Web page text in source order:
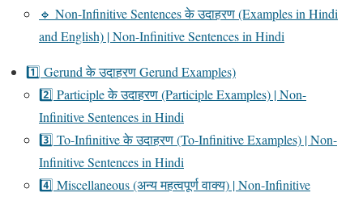
🔹 Non-Infinitive Sentences के उदाहरण (Examples in Hindi
and English) | Non-Infinitive Sentences in Hindi
1️⃣ Gerund के उदाहरण Gerund Examples)
2️⃣ Participle के उदाहरण (Participle Examples) | Non-
Infinitive Sentences in Hindi
3️⃣ To-Infinitive के उदाहरण (To-Infinitive Examples) | Non-
Infinitive Sentences in Hindi
4️⃣ Miscellaneous (अन्य महत्वपूर्ण वाक्य) | Non-Infinitive